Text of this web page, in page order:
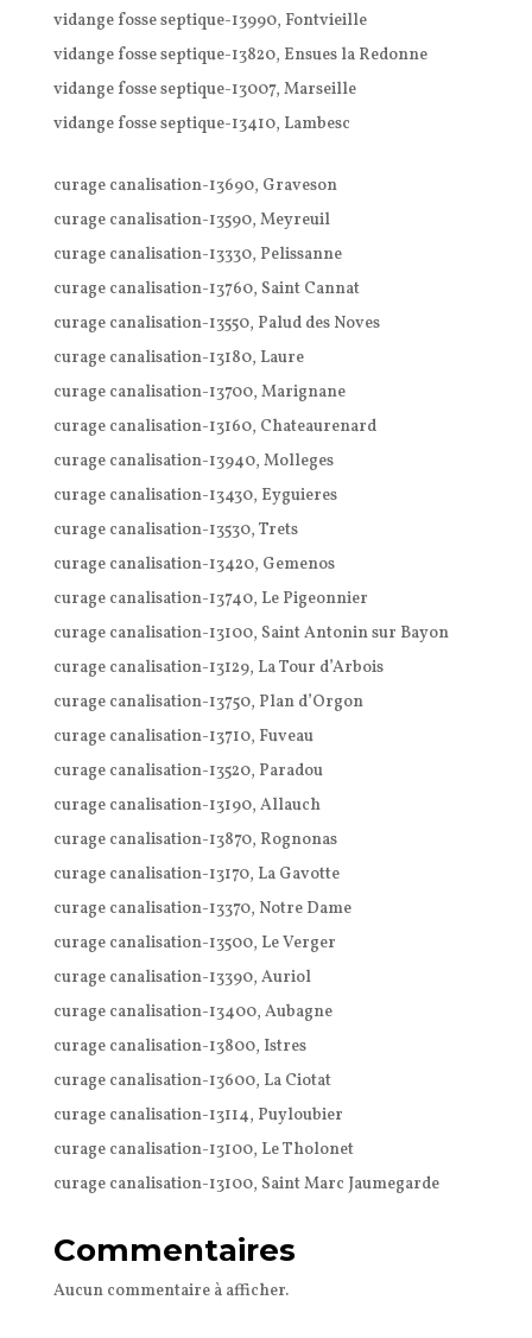
vidange fosse septique-13990, Fontvieille
vidange fosse septique-13820, Ensues la Redonne
vidange fosse septique-13007, Marseille
vidange fosse septique-13410, Lambesc
curage canalisation-13690, Graveson
curage canalisation-13590, Meyreuil
curage canalisation-13330, Pelissanne
curage canalisation-13760, Saint Cannat
curage canalisation-13550, Palud des Noves
curage canalisation-13180, Laure
curage canalisation-13700, Marignane
curage canalisation-13160, Chateaurenard
curage canalisation-13940, Molleges
curage canalisation-13430, Eyguieres
curage canalisation-13530, Trets
curage canalisation-13420, Gemenos
curage canalisation-13740, Le Pigeonnier
curage canalisation-13100, Saint Antonin sur Bayon
curage canalisation-13129, La Tour d’Arbois
curage canalisation-13750, Plan d’Orgon
curage canalisation-13710, Fuveau
curage canalisation-13520, Paradou
curage canalisation-13190, Allauch
curage canalisation-13870, Rognonas
curage canalisation-13170, La Gavotte
curage canalisation-13370, Notre Dame
curage canalisation-13500, Le Verger
curage canalisation-13390, Auriol
curage canalisation-13400, Aubagne
curage canalisation-13800, Istres
curage canalisation-13600, La Ciotat
curage canalisation-13114, Puyloubier
curage canalisation-13100, Le Tholonet
curage canalisation-13100, Saint Marc Jaumegarde
Commentaires
Aucun commentaire à afficher.